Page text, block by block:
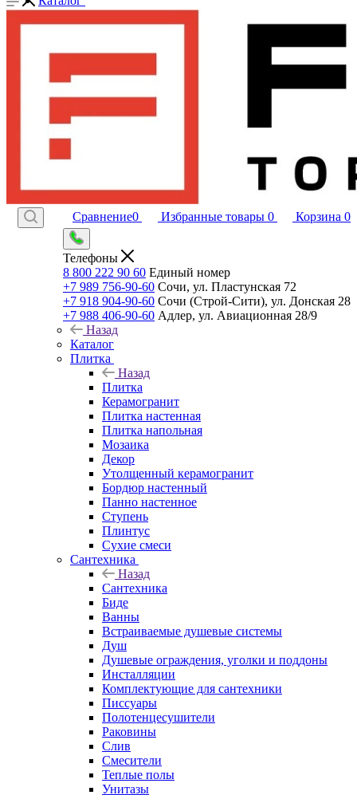
Сравнение0 Избранные товары 0 Корзина 0
Телефоны
8 800 222 90 60 Единый номер
+7 989 756-90-60 Сочи, ул. Пластунская 72
+7 918 904-90-60 Сочи (Строй-Сити), ул. Донская 28
+7 988 406-90-60 Адлер, ул. Авиационная 28/9
Назад
Каталог
Плитка
Назад
Плитка
Керамогранит
Плитка настенная
Плитка напольная
Мозаика
Декор
Утолщенный керамогранит
Бордюр настенный
Панно настенное
Ступень
Плинтус
Сухие смеси
Сантехника
Назад
Сантехника
Биде
Ванны
Встраиваемые душевые системы
Душ
Душевые ограждения, уголки и поддоны
Инсталляции
Комплектующие для сантехники
Писсуары
Полотенцесушители
Раковины
Слив
Смесители
Теплые полы
Унитазы